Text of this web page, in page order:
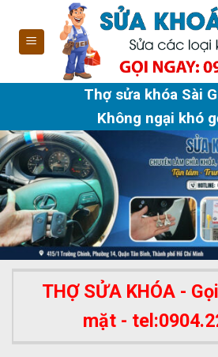
content
Thợ sửa khóa Sài
Không ngại khó
THỢ SỬA KHÓA -
mặt -